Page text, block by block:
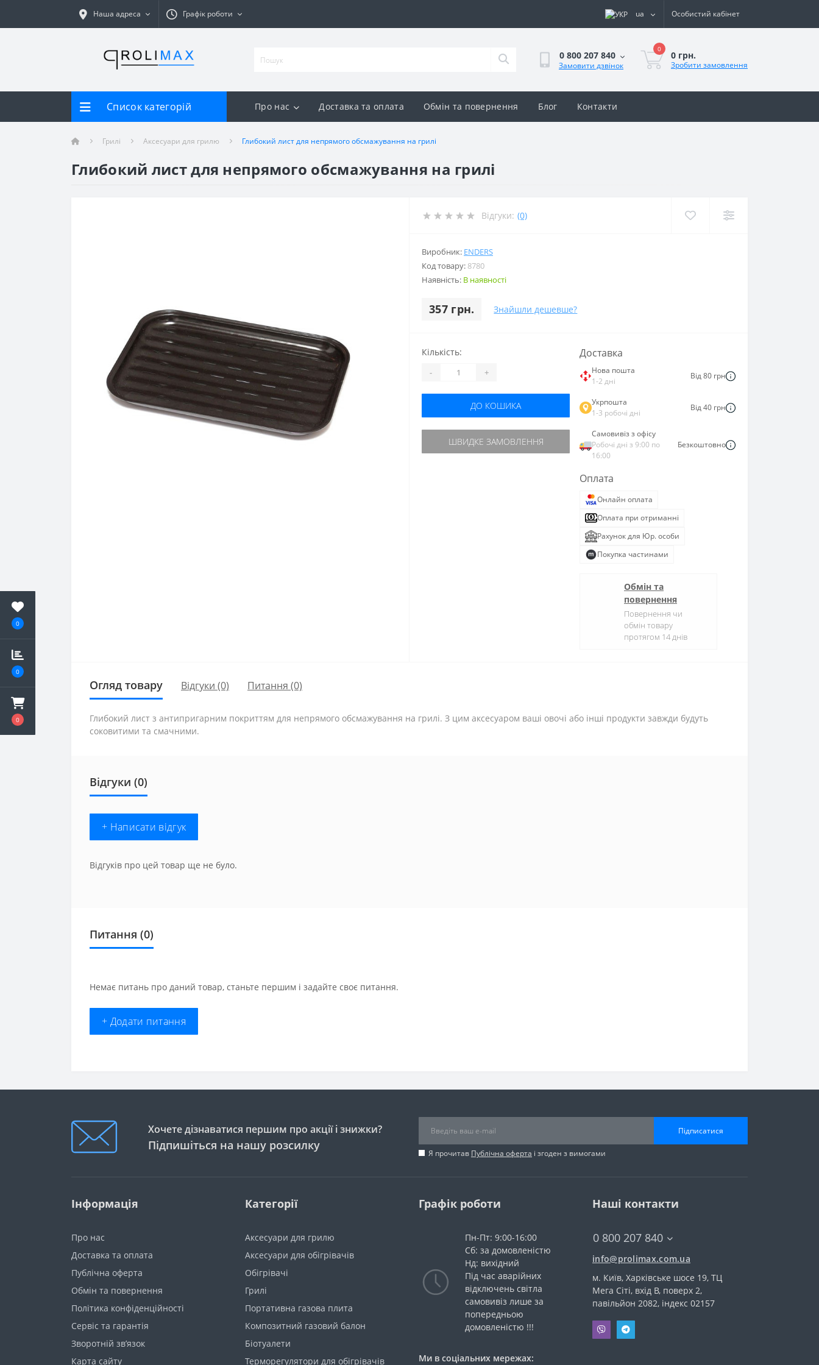
0
0
0
Наша адреса Графік роботи ua Особистий кабінет
0 800 207 840
Замовити дзвінок
0
0 грн.
Зробити замовлення
Список категорій Про нас Доставка та оплата Обмін та повернення Блог Контакти
Грилі Аксесуари для грилю Глибокий лист для непрямого обсмажування на грилі
Глибокий лист для непрямого обсмажування на грилі
Відгуки: (0)
Виробник: ENDERS
Код товару: 8780
Наявність: В наявності
357 грн. Знайшли дешевше?
Кількість:
- +
ДО КОШИКА
ШВИДКЕ ЗАМОВЛЕННЯ
Доставка
Нова пошта
1-2 дні
Від 80 грн
Укрпошта
1-3 робочі дні
Від 40 грн
Самовивіз з офісу
Робочі дні з 9:00 по
16:00
Безкоштовно
Оплата
Онлайн оплата
Оплата при отриманні
Рахунок для Юр. особи
Покупка частинами
Обмін та
повернення
Повернення чи
обмін товару
протягом 14 днів
Огляд товару Відгуки (0) Питання (0)
Глибокий лист з антипригарним покриттям для непрямого обсмажування на грилі. З цим аксесуаром ваші овочі або інші продукти завжди будуть
соковитими та смачними.
Відгуки (0)
+ Написати відгук
Відгуків про цей товар ще не було.
Питання (0)
Немає питань про даний товар, станьте першим і задайте своє питання.
+ Додати питання
Хочете дізнаватися першим про акції і знижки?
Підпишіться на нашу розсилку
Підписатися
Я прочитав Публічна оферта і згоден з вимогами
Інформація
Про нас
Доставка та оплата
Публічна оферта
Обмін та повернення
Політика конфіденційності
Сервіс та гарантія
Зворотній зв’язок
Карта сайту
Категорії
Аксесуари для грилю
Аксесуари для обігрівачів
Обігрівачі
Грилі
Портативна газова плита
Композитний газовий балон
Біотуалети
Терморегулятори для обігрівачів
Графік роботи
Пн-Пт: 9:00-16:00
Сб: за домовленістю
Нд: вихідний
Під час аварійних
відключень світла
самовивіз лише за
попередньою
домовленістю !!!
Ми в соціальних мережах:
Наші контакти
0 800 207 840
info@prolimax.com.ua
м. Київ, Харківське шосе 19, ТЦ
Мега Сіті, вхід В, поверх 2,
павільйон 2082, індекс 02157